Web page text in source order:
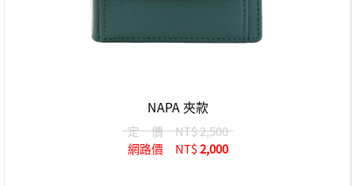
NAPA 夾款
定 價NT$ 2,500
網路價
NT$2,000